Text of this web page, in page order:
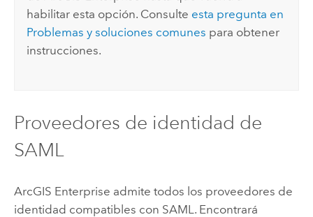
habilitar esta opción. Consulte esta pregunta en
Problemas y soluciones comunes para obtener
instrucciones.
Proveedores de identidad de
SAML
ArcGIS Enterprise admite todos los proveedores de
identidad compatibles con SAML. Encontrará